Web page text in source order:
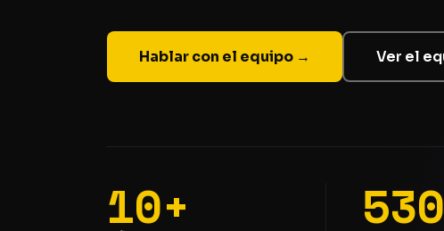
Hablar con el equipo → Ver el
10+